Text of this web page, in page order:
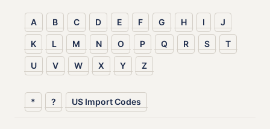
A B C D E F G H I J
K L M N O P Q R S T
U V W X Y Z
* ? US Import Codes